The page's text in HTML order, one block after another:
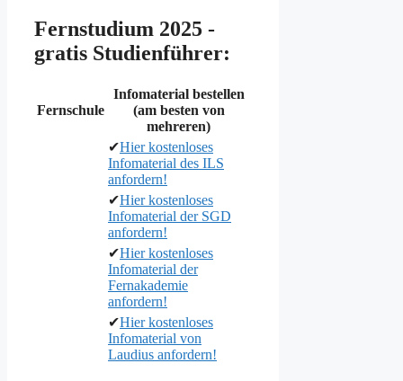
Fernstudium 2025 -
gratis Studienführer:
Fernschule
Infomaterial bestellen
(am besten von
mehreren)
✔Hier kostenloses
Infomaterial des ILS
anfordern!
✔Hier kostenloses
Infomaterial der SGD
anfordern!
✔Hier kostenloses
Infomaterial der
Fernakademie
anfordern!
✔Hier kostenloses
Infomaterial von
Laudius anfordern!